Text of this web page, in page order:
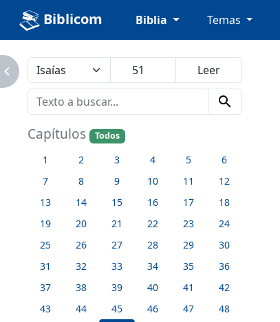
Biblicom Biblia Temas
search
Capítulos Todos
1 2 3 4 5
6
7
8 9 10 11
12
13
14 15 16 17
18
19
20 21 22 23
24
25
26 27 28 29
30
31
32 33 34 35
36
37
38 39 40 41
42
43
44 45 46 47
48